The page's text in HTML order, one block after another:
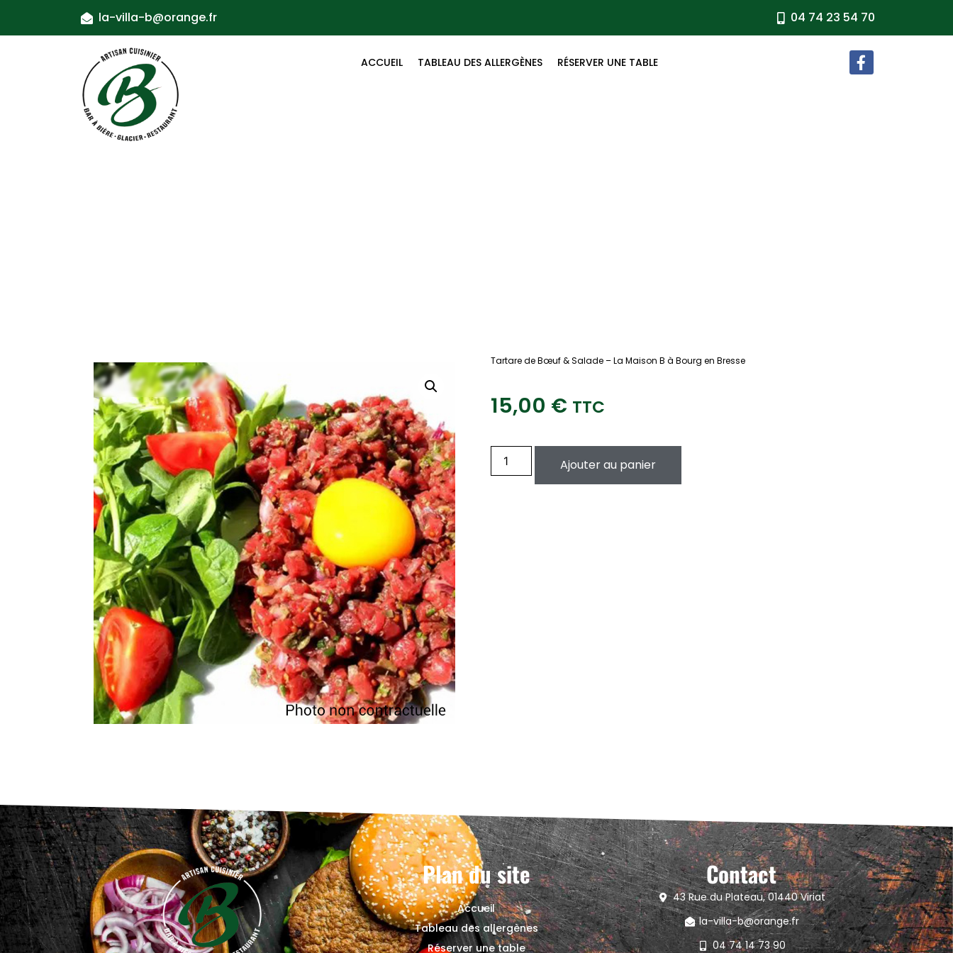
la-villa-b@orange.fr 04 74 23 54 70
ACCUEIL TABLEAU DES ALLERGÈNES RÉSERVER UNE TABLE
Tartare de Bœuf & Salade – La Maison B à Bourg en Bresse
15,00 € TTC
Ajouter au panier
Plan du site
Accueil
Tableau des allergènes
Réserver une table
Contact
43 Rue du Plateau, 01440 Viriat
la-villa-b@orange.fr
04 74 14 73 90